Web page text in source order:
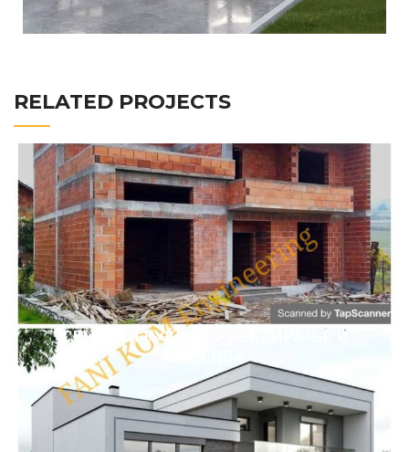
RELATED PROJECTS
ИЗВЕДБА
СЕМЕЈНИ КУЌИ – ПРОЕКТИРАЊЕ И